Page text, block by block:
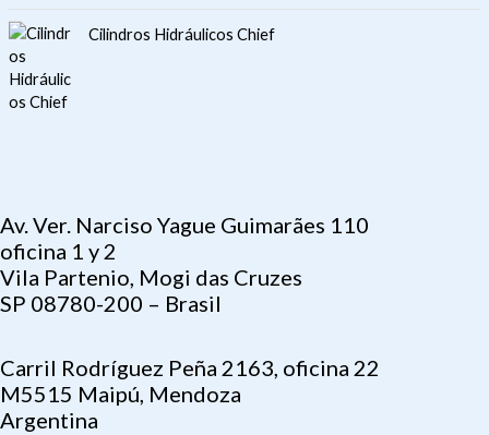
Cilindros Hidráulicos Chief
Av. Ver. Narciso Yague Guimarães 110
oficina 1 y 2
Vila Partenio, Mogi das Cruzes
SP 08780-200 – Brasil
Carril Rodríguez Peña 2163, oficina 22
M5515 Maipú, Mendoza
Argentina